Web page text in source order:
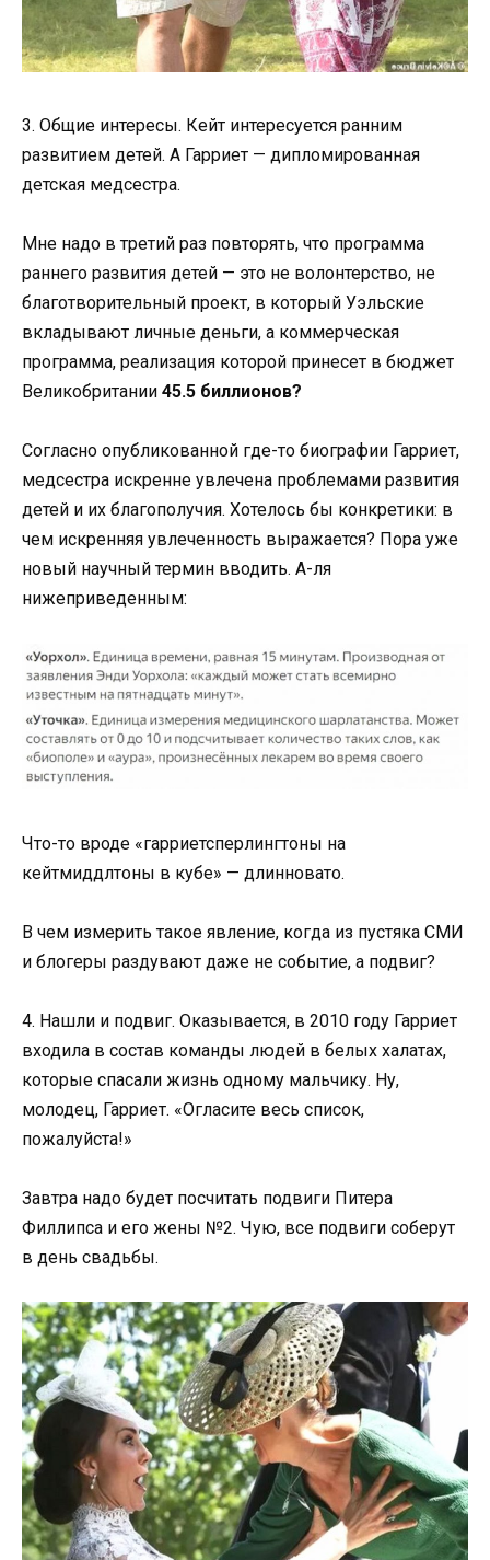
3. Общие интересы. Кейт интересуется ранним
развитием детей. А Гарриет — дипломированная
детская медсестра.
Мне надо в третий раз повторять, что программа
раннего развития детей — это не волонтерство, не
благотворительный проект, в который Уэльские
вкладывают личные деньги, а коммерческая
программа, реализация которой принесет в бюджет
Великобритании 45.5 биллионов?
Согласно опубликованной где-то биографии Гарриет,
медсестра искренне увлечена проблемами развития
детей и их благополучия. Хотелось бы конкретики: в
чем искренняя увлеченность выражается? Пора уже
новый научный термин вводить. А-ля
нижеприведенным:
Что-то вроде «гарриетсперлингтоны на
кейтмиддлтоны в кубе» — длинновато.
В чем измерить такое явление, когда из пустяка СМИ
и блогеры раздувают даже не событие, а подвиг?
4. Нашли и подвиг. Оказывается, в 2010 году Гарриет
входила в состав команды людей в белых халатах,
которые спасали жизнь одному мальчику. Ну,
молодец, Гарриет. «Огласите весь список,
пожалуйста!»
Завтра надо будет посчитать подвиги Питера
Филлипса и его жены №2. Чую, все подвиги соберут
в день свадьбы.